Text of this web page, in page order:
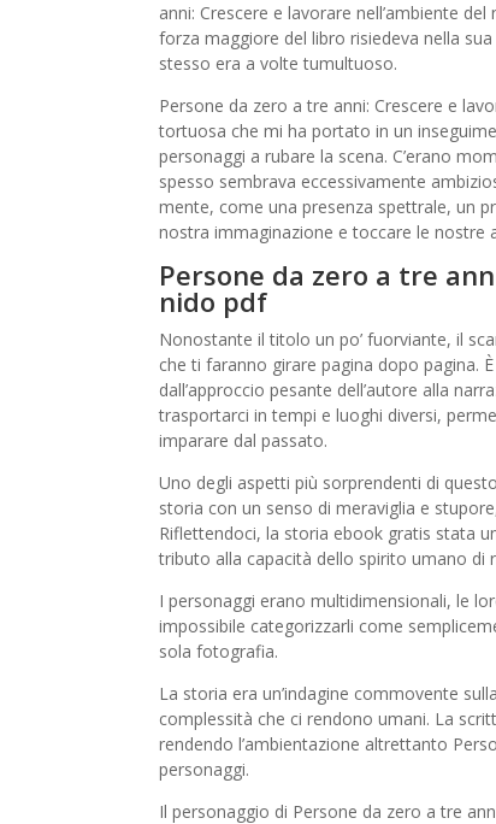
anni: Crescere e lavorare nell’ambiente
forza maggiore del libro risiedeva nella
stesso era a volte tumultuoso.
Persone da zero a tre anni: Crescere e
tortuosa che mi ha portato in un
personaggi a rubare la scena. C’erano
spesso sembrava eccessivamente
mente, come una presenza spettrale, un
nostra immaginazione e toccare le nostre
Persone da zero a tre
nido pdf
Nonostante il titolo un po’ fuorviante, il
che ti faranno girare pagina dopo pagina.
dall’approccio pesante dell’autore alla
trasportarci in tempi e luoghi diversi,
imparare dal passato.
Uno degli aspetti più sorprendenti di
storia con un senso di meraviglia e
Riflettendoci, la storia ebook gratis stata
tributo alla capacità dello spirito umano di
I personaggi erano multidimensionali, le
impossibile categorizzarli come
sola fotografia.
La storia era un’indagine commovente
complessità che ci rendono umani. La
rendendo l’ambientazione altrettanto
personaggi.
Il personaggio di Persone da zero a tre